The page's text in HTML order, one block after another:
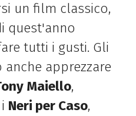
un film classico,
quest'anno
tutti i gusti. Gli
apprezzare
Maiello,
Neri per Caso,